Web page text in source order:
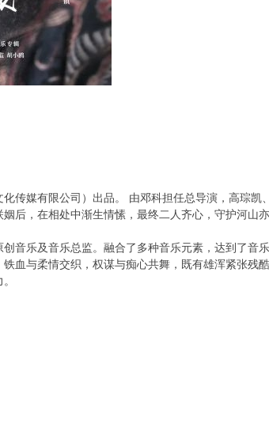
传媒有限公司）出品。 由邓科担任总导演，高琮
后，在相处中渐生情愫，最终二人齐心，守护河山亦
音乐及音乐总监。融合了多种音乐元素，达到了
血与柔情交织，权谋与痴心共舞，既有雄浑紧张